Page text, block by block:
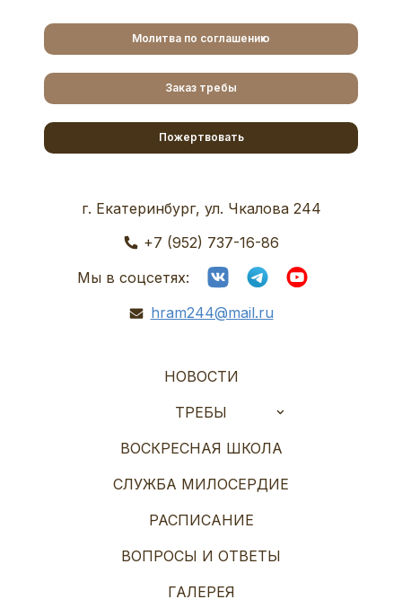
Молитва по соглашению
Заказ требы
Пожертвовать
г. Екатеринбург, ул. Чкалова 244
+7 (952) 737-16-86
Мы в соцсетях:
hram244@mail.ru
НОВОСТИ
ТРЕБЫ
ВОСКРЕСНАЯ ШКОЛА
СЛУЖБА МИЛОСЕРДИЕ
РАСПИСАНИЕ
ВОПРОСЫ И ОТВЕТЫ
ГАЛЕРЕЯ